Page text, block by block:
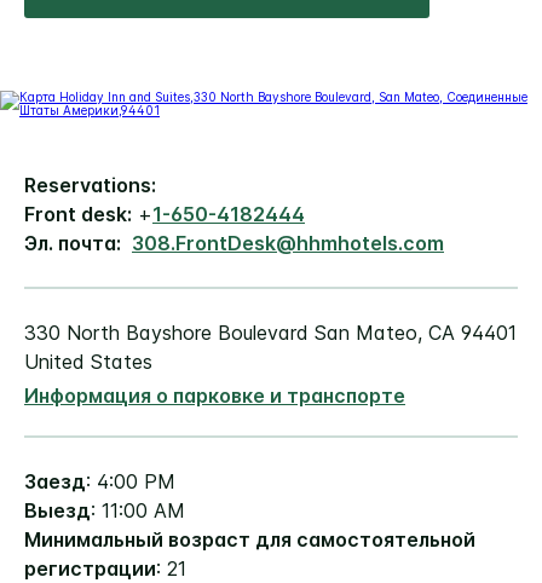
Reservations:
Front desk: +1-650-4182444
Эл. почта: 308.FrontDesk@hhmhotels.com
330 North Bayshore Boulevard San Mateo, CA 94401
United States
Информация о парковке и транспорте
Заезд: 4:00 PM
Выезд: 11:00 AM
Минимальный возраст для самостоятельной
регистрации: 21